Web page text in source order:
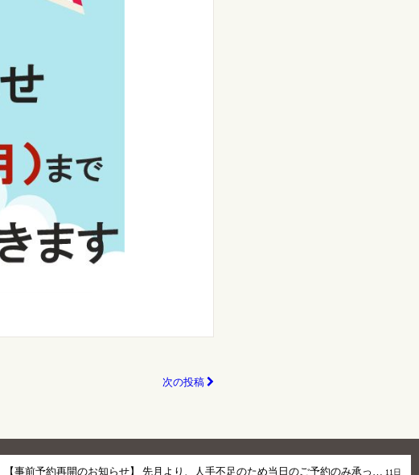
次の投稿
【事前予約再開のお知らせ】 先月より、人手不足のため当日のご予約のみ承っ… 11日